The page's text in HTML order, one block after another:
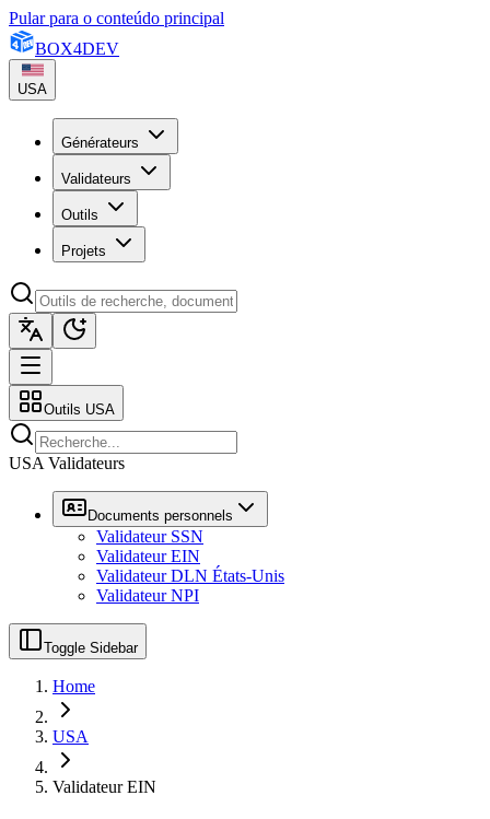
Pular para o conteúdo principal
BOX4DEV
USA
Générateurs
Validateurs
Outils
Projets
Outils USA
USA Validateurs
Documents personnels
Validateur SSN
Validateur EIN
Validateur DLN États-Unis
Validateur NPI
Toggle Sidebar
Home
USA
Validateur EIN